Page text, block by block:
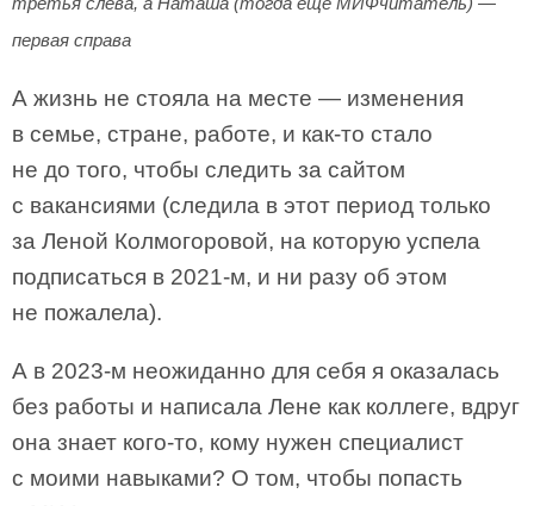
первая справа
А жизнь не стояла на месте — изменения
в семье, стране, работе, и как-то стало
не до того, чтобы следить за сайтом
с вакансиями (следила в этот период только
за Леной Колмогоровой, на которую успела
подписаться в 2021-м, и ни разу об этом
не пожалела).
А в 2023-м неожиданно для себя я оказалась
без работы и написала Лене как коллеге, вдруг
она знает кого-то, кому нужен специалист
с моими навыками? О том, чтобы попасть